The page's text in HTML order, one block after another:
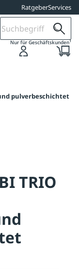
RatgeberServices
Nur für Geschäftskunden1
pulverbeschichtet
TRIO